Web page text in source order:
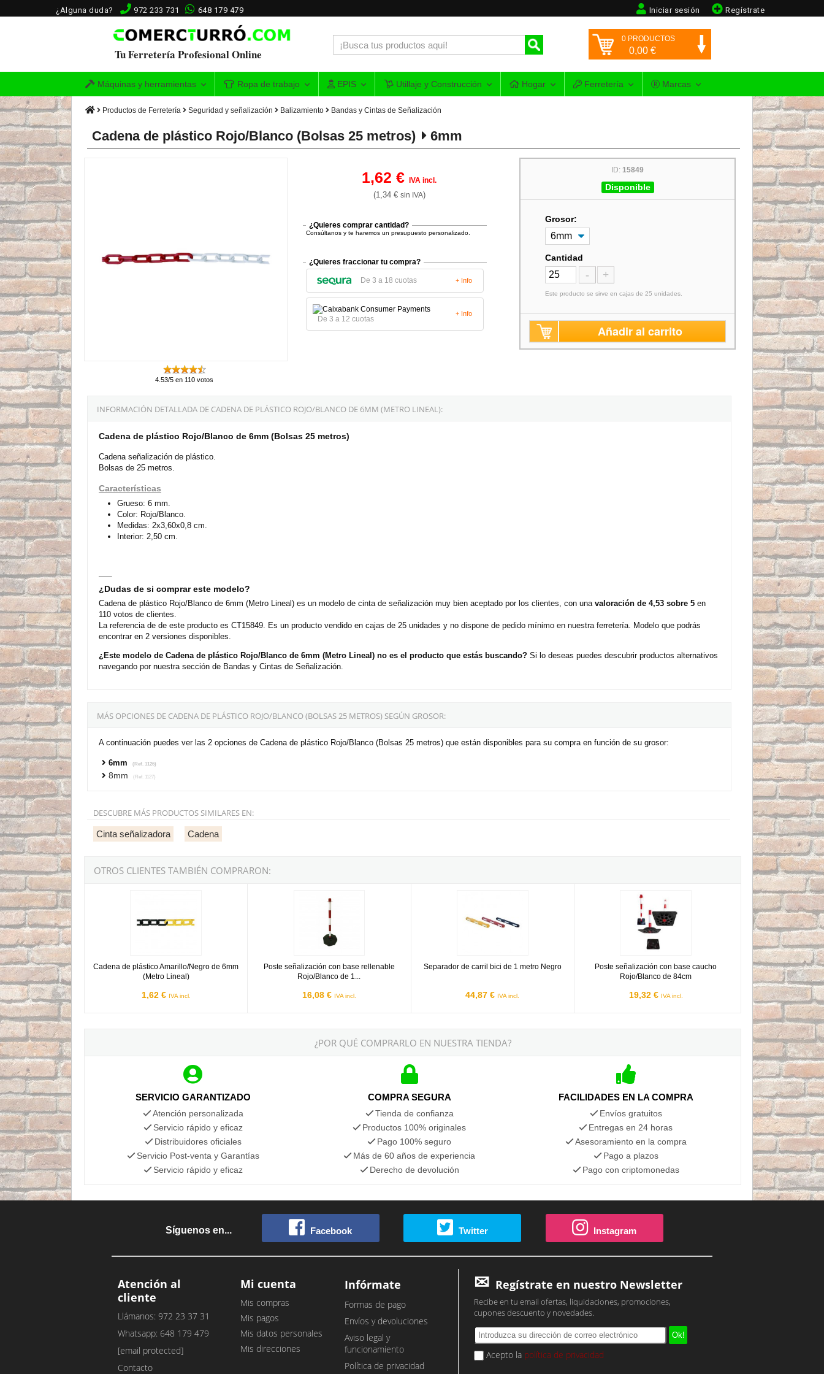
¿Alguna duda? 972 233 731 648 179 479 Regístrate
Iniciar sesión
Tu Ferretería Profesional Online
0 PRODUCTOS
0,00 €
Máquinas y herramientas Ropa de trabajo EPIS Utillaje y Construcción Hogar Ferretería Marcas
Productos de Ferretería Seguridad y señalización Balizamiento Bandas y Cintas de Señalización
Cadena de plástico Rojo/Blanco (Bolsas 25 metros) 6mm
4.53/5 en 110 votos
1,62 €IVA incl.
(1,34 € sin IVA)
¿Quieres comprar cantidad?
Consúltanos y te haremos un presupuesto personalizado.
¿Quieres fraccionar tu compra?
De 3 a 18 cuotas + Info
De 3 a 12 cuotas
+ Info
ID:15849
Disponible
Grosor:
Cantidad
- +
Este producto se sirve en cajas de 25 unidades.
Añadir al carrito
INFORMACIÓN DETALLADA DE CADENA DE PLÁSTICO ROJO/BLANCO DE 6MM (METRO LINEAL):
Cadena de plástico Rojo/Blanco de 6mm (Bolsas 25 metros)
Cadena señalización de plástico.
Bolsas de 25 metros.
Características
Grueso: 6 mm.
Color: Rojo/Blanco.
Medidas: 2x3,60x0,8 cm.
Interior: 2,50 cm.
¿Dudas de si comprar este modelo?
Cadena de plástico Rojo/Blanco de 6mm (Metro Lineal) es un modelo de cinta de señalización muy bien aceptado por los clientes, con una valoración de 4,53 sobre 5 en
110 votos de clientes.
La referencia de de este producto es CT15849. Es un producto vendido en cajas de 25 unidades y no dispone de pedido mínimo en nuestra ferretería. Modelo que podrás
encontrar en 2 versiones disponibles.
¿Este modelo de Cadena de plástico Rojo/Blanco de 6mm (Metro Lineal) no es el producto que estás buscando? Si lo deseas puedes descubrir productos alternativos
navegando por nuestra sección de Bandas y Cintas de Señalización.
MÁS OPCIONES DE CADENA DE PLÁSTICO ROJO/BLANCO (BOLSAS 25 METROS) SEGÚN GROSOR:
A continuación puedes ver las 2 opciones de Cadena de plástico Rojo/Blanco (Bolsas 25 metros) que están disponibles para su compra en función de su grosor:
6mm (Ref. 1126)
8mm (Ref. 1127)
DESCUBRE MÁS PRODUCTOS SIMILARES EN:
Cinta señalizadora Cadena
OTROS CLIENTES TAMBIÉN COMPRARON:
Cadena de plástico Amarillo/Negro de 6mm
(Metro Lineal)
1,62 € IVA incl.
Poste señalización con base rellenable
Rojo/Blanco de 1...
16,08 € IVA incl.
Separador de carril bici de 1 metro Negro
44,87 € IVA incl.
Poste señalización con base caucho
Rojo/Blanco de 84cm
19,32 € IVA incl.
Poste señalización con base caucho Rojo/Blanco de 84cm
¿POR QUÉ COMPRARLO EN NUESTRA TIENDA?
SERVICIO GARANTIZADO
Atención personalizada
Servicio rápido y eficaz
Distribuidores oficiales
Servicio Post-venta y Garantías
Servicio rápido y eficaz
COMPRA SEGURA
Tienda de confianza
Productos 100% originales
Pago 100% seguro
Más de 60 años de experiencia
Derecho de devolución
FACILIDADES EN LA COMPRA
Envíos gratuitos
Entregas en 24 horas
Asesoramiento en la compra
Pago a plazos
Pago con criptomonedas
Síguenos en... Facebook Twitter Instagram
Atención al
cliente
Llámanos: 972 23 37 31
Whatsapp: 648 179 479
[email protected]
Contacto
Mi cuenta
Mis compras
Mis pagos
Mis datos personales
Mis direcciones
Infórmate
Formas de pago
Envíos y devoluciones
Aviso legal y
funcionamiento
Política de privacidad
Regístrate en nuestro Newsletter
Recibe en tu email ofertas, liquidaciones, promociones,
cupones descuento y novedades.
Acepto la política de privacidad